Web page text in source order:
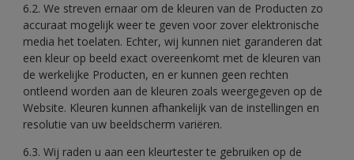
6.2. We streven ernaar om de kleuren van de Producten zo
accuraat mogelijk weer te geven voor zover elektronische
media het toelaten. Echter, wij kunnen niet garanderen dat
een kleur op beeld exact overeenkomt met de kleuren van
de werkelijke Producten, en er kunnen geen rechten
ontleend worden aan de kleuren zoals weergegeven op de
Website. Kleuren kunnen afhankelijk van de instellingen en
resolutie van uw beeldscherm variëren.
6.3. Wij raden u aan een kleurtester te gebruiken op de